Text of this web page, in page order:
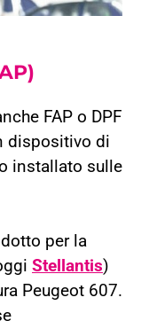
FAP o DPF
dispositivo di
installato sulle
per la
Stellantis)
Peugeot 607.